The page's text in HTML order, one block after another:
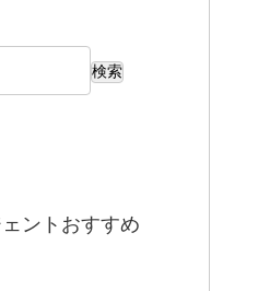
検索
ントおすすめ